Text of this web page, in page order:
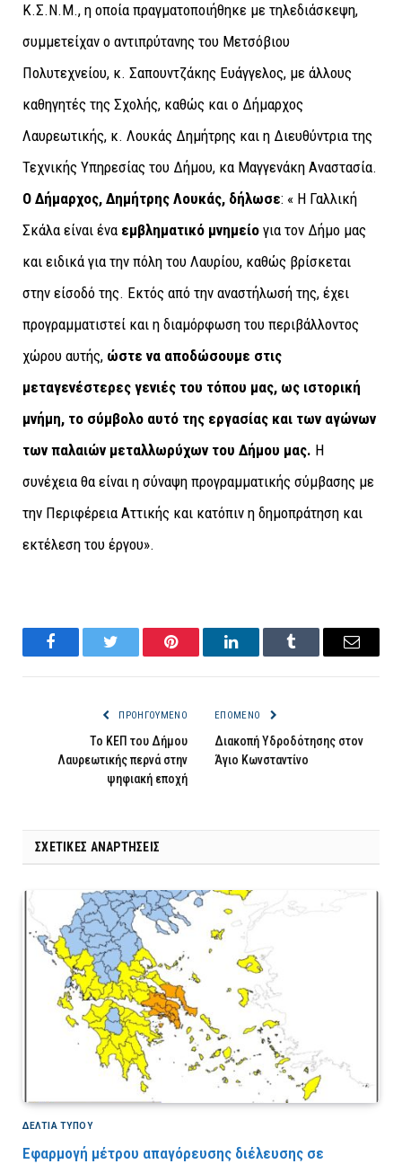
Κ.Σ.Ν.Μ., η οποία πραγματοποιήθηκε με τηλεδιάσκεψη,
συμμετείχαν ο αντιπρύτανης του Μετσόβιου
Πολυτεχνείου, κ. Σαπουντζάκης Ευάγγελος, με άλλους
καθηγητές της Σχολής, καθώς και ο Δήμαρχος
Λαυρεωτικής, κ. Λουκάς Δημήτρης και η Διευθύντρια της
Τεχνικής Υπηρεσίας του Δήμου, κα Μαγγενάκη Αναστασία.
Ο Δήμαρχος, Δημήτρης Λουκάς, δήλωσε: « Η Γαλλική
Σκάλα είναι ένα εμβληματικό μνημείο για τον Δήμο μας
και ειδικά για την πόλη του Λαυρίου, καθώς βρίσκεται
στην είσοδό της. Εκτός από την αναστήλωσή της, έχει
προγραμματιστεί και η διαμόρφωση του περιβάλλοντος
χώρου αυτής, ώστε να αποδώσουμε στις
μεταγενέστερες γενιές του τόπου μας, ως ιστορική
μνήμη, το σύμβολο αυτό της εργασίας και των αγώνων
των παλαιών μεταλλωρύχων του Δήμου μας. Η
συνέχεια θα είναι η σύναψη προγραμματικής σύμβασης με
την Περιφέρεια Αττικής και κατόπιν η δημοπράτηση και
εκτέλεση του έργου».
FacebookTwitter Pinterest LinkedInTumblr Email
ΠΡΟΗΓΟΎΜΕΝΟ
Το ΚΕΠ του Δήμου
Λαυρεωτικής περνά στην
ψηφιακή εποχή
ΕΠΌΜΕΝΟ
Διακοπή Υδροδότησης στον
Άγιο Κωνσταντίνο
ΣΧΕΤΙΚΈΣ ΑΝΑΡΤΉΣΕΙΣ
ΔΕΛΤΙΑ ΤΥΠΟΥ
Εφαρμογή μέτρου απαγόρευσης διέλευσης σε